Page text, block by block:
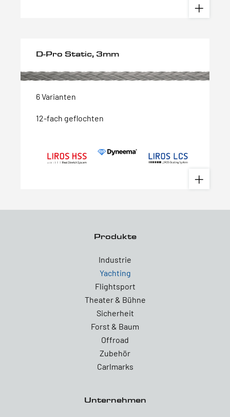
D-Pro Static, 3mm
6 Varianten
12-fach geflochten
Produkte
Industrie
Yachting
Flightsport
Theater & Bühne
Sicherheit
Forst & Baum
Offroad
Zubehör
Carlmarks
Unternehmen